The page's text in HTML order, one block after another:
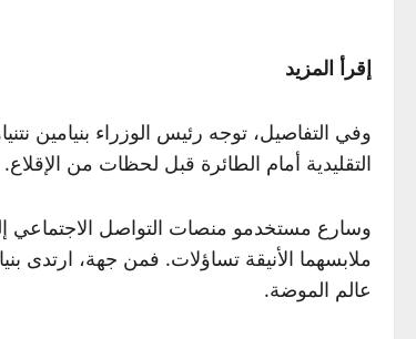
إقرأ المزيد
وفي التفاصيل، توجه رئيس الوزراء بنيامين
التقليدية أمام الطائرة قبل لحظات من الإقلاع.
وسارع مستخدمو منصات التواصل الاجتماعي
ملابسهما الأنيقة تساؤلات. فمن جهة، ارتدى
عالم الموضة.